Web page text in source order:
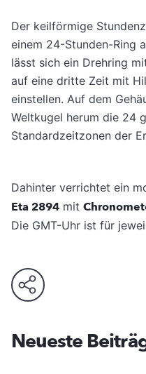
Der keilförmige
einem 24-Stunden-Ring
lässt sich ein Drehring
auf eine dritte Zeit mit
einstellen. Auf dem
Weltkugel herum die 24
Standardzeitzonen der
Dahinter verrichtet ein
Eta 2894 mit
Die GMT-Uhr ist für
Neueste